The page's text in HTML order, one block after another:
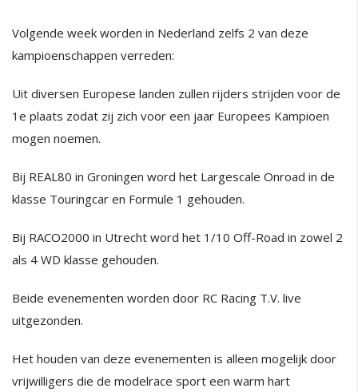
Volgende week worden in Nederland zelfs 2 van deze
kampioenschappen verreden:
Uit diversen Europese landen zullen rijders strijden voor de
1e plaats zodat zij zich voor een jaar Europees Kampioen
mogen noemen.
Bij REAL80 in Groningen word het Largescale Onroad in de
klasse Touringcar en Formule 1 gehouden.
Bij RACO2000 in Utrecht word het 1/10 Off-Road in zowel 2
als 4 WD klasse gehouden.
Beide evenementen worden door RC Racing T.V. live
uitgezonden.
Het houden van deze evenementen is alleen mogelijk door
vrijwilligers die de modelrace sport een warm hart